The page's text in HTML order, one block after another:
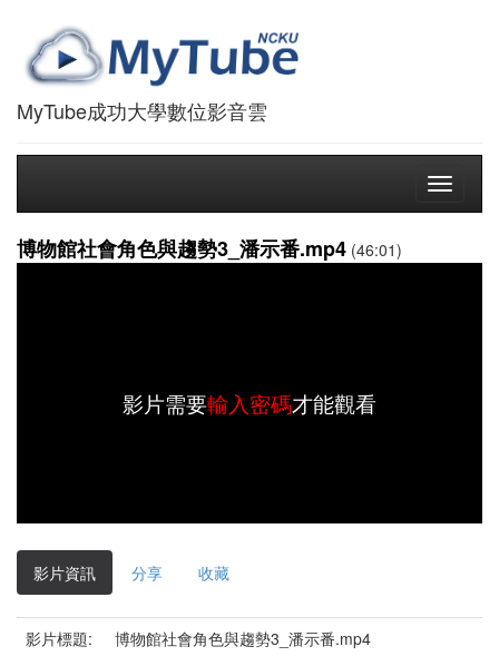
MyTube成功大學數位影音雲
Toggle
博物館社會角色與趨勢3_潘示番.mp4 (46:01)
影片需要輸入密碼才能觀看
影片資訊 分享 收藏
影片標題:
博物館社會角色與趨勢3_潘示番.mp4